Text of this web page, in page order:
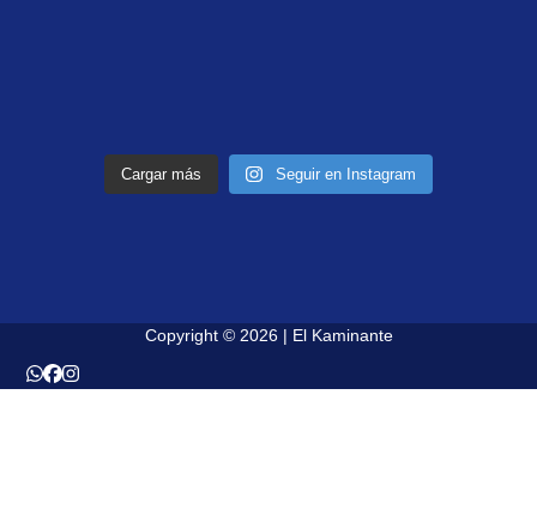
Cargar más Seguir en Instagram
Copyright © 2026 | El Kaminante